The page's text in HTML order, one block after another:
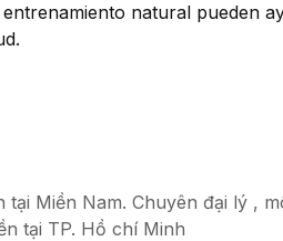
natural pueden
Miền Nam. Chuyên đại lý ,
tại TP. Hồ chí Minh